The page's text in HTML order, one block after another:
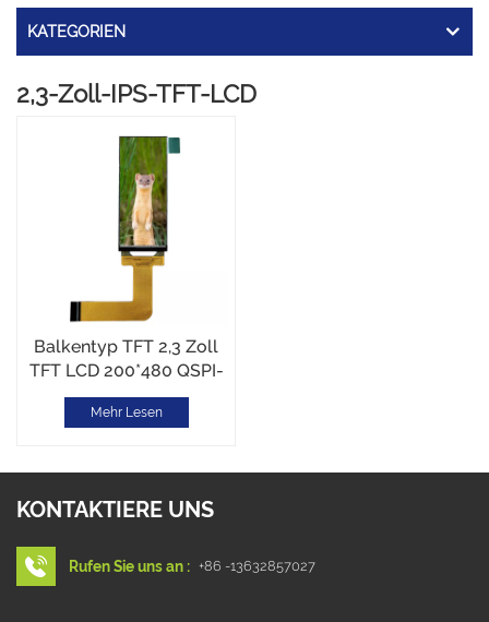
KATEGORIEN
2,3-Zoll-IPS-TFT-LCD
Balkentyp TFT 2,3 Zoll
TFT LCD 200*480 QSPI-
Schnittstelle
Mehr Lesen
KONTAKTIERE UNS
Rufen Sie uns an : +86 -13632857027